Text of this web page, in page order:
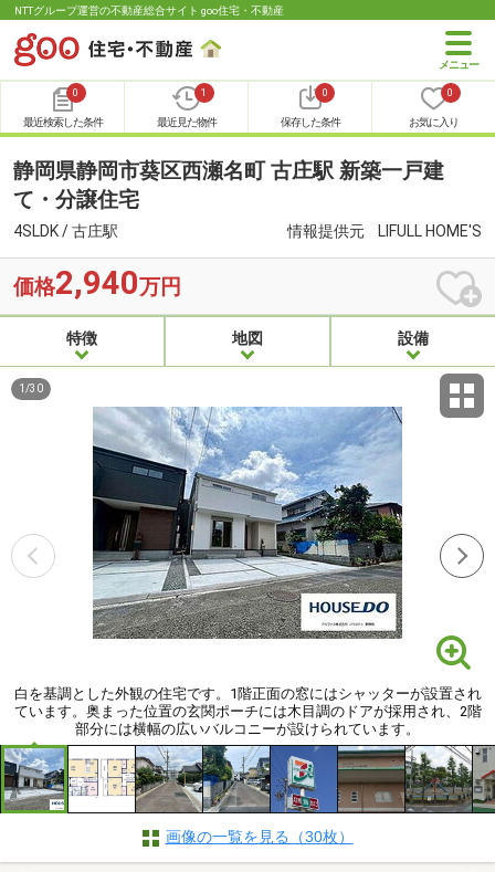
NTTグループ運営の不動産総合サイト goo住宅・不動産
0
最近検索した条件
1
最近見た物件
0
保存した条件
0
お気に入り
静岡県静岡市葵区西瀬名町 古庄駅 新築一戸建
て・分譲住宅
4SLDK / 古庄駅 情報提供元 LIFULL HOME'S
価格2,940万円
特徴 地図 設備
白を基調とした外観の住宅です。1階正面の窓にはシャッターが設置され
ています。奥まった位置の玄関ポーチには木目調のドアが採用され、2階
部分には横幅の広いバルコニーが設けられています。
1 /30
画像の一覧を見る（30枚）